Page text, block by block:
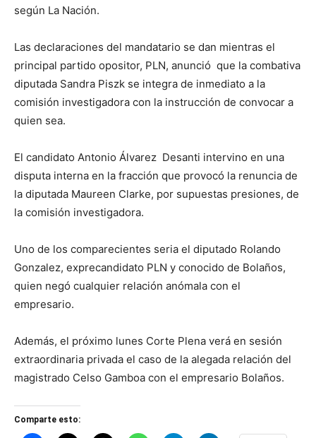
según La Nación.
Las declaraciones del mandatario se dan mientras el
principal partido opositor, PLN, anunció que la combativa
diputada Sandra Piszk se integra de inmediato a la
comisión investigadora con la instrucción de convocar a
quien sea.
El candidato Antonio Álvarez Desanti intervino en una
disputa interna en la fracción que provocó la renuncia de
la diputada Maureen Clarke, por supuestas presiones, de
la comisión investigadora.
Uno de los comparecientes seria el diputado Rolando
Gonzalez, exprecandidato PLN y conocido de Bolaños,
quien negó cualquier relación anómala con el
empresario.
Además, el próximo lunes Corte Plena verá en sesión
extraordinaria privada el caso de la alegada relación del
magistrado Celso Gamboa con el empresario Bolaños.
Comparte esto: